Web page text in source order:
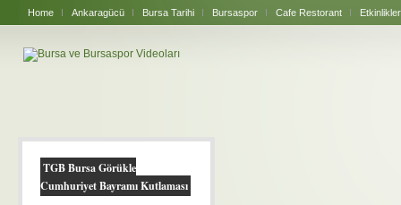
Home Ankaragücü Bursa Tarihi Bursaspor Cafe Restorant Etkinlikler
TGB Bursa Görükle
Cumhuriyet Bayramı Kutlaması